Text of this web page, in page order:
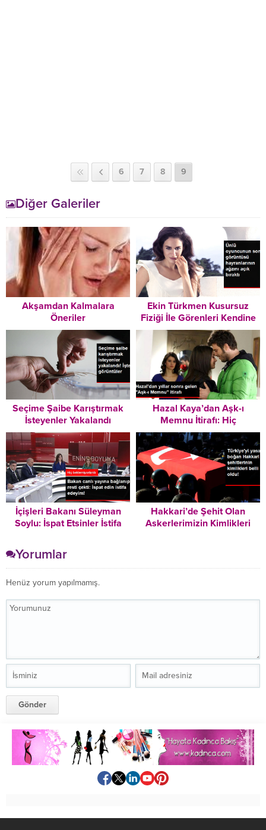
6 7 8 9
Diğer Galeriler
Akşamdan Kalmalara
Öneriler
Ekin Türkmen Kusursuz
Fiziği İle Görenleri Kendine
hayran Bıraktı
Seçime Şaibe Karıştırmak
İsteyenler Yakalandı
Hazal Kaya’dan Aşk-ı
Memnu İtirafı: Hiç
Uyumadığım Bir Seneydi
İçişleri Bakanı Süleyman
Soylu: İspat Etsinler İstifa
Hakkari’de Şehit Olan
Askerlerimizin Kimlikleri
Yorumlar
Henüz yorum yapılmamış.